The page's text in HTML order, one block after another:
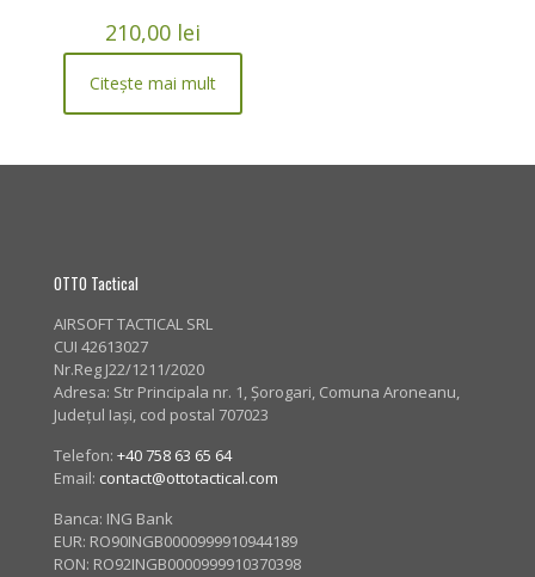
210,00 lei
Citește mai mult
OTTO Tactical
AIRSOFT TACTICAL SRL
CUI 42613027
Nr.Reg J22/1211/2020
Adresa: Str Principala nr. 1, Șorogari, Comuna Aroneanu,
Județul Iași, cod postal 707023
Telefon: +40 758 63 65 64
Email: contact@ottotactical.com
Banca: ING Bank
EUR: RO90INGB0000999910944189
RON: RO92INGB0000999910370398